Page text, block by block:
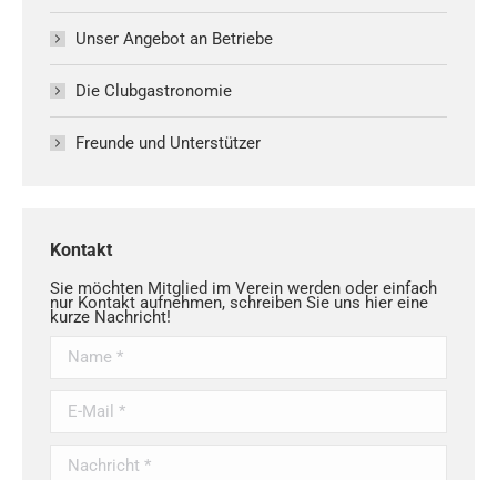
Unser Angebot an Betriebe
Die Clubgastronomie
Freunde und Unterstützer
Kontakt
Sie möchten Mitglied im Verein werden oder einfach
nur Kontakt aufnehmen, schreiben Sie uns hier eine
kurze Nachricht!
Name *
E-Mail *
Nachricht *